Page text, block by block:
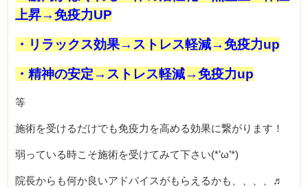
上昇→免疫力UP
・リラックス効果→ストレス軽減→免疫力up
・精神の安定→ストレス軽減→免疫力up
等
施術を受けるだけでも免疫力を高める効果に繋がります！
弱っている時こそ施術を受けてみて下さい(*’ω’*)
院長からも何か良いアドバイスがもらえるかも、、、、♬